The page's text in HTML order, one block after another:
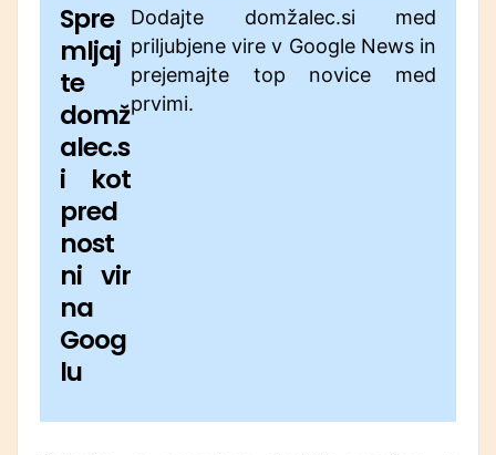
Spre
mljaj
te
domž
alec.s
i kot
pred
nost
ni vir
na
Goog
lu
Dodajte domžalec.si med
priljubjene vire v Google News in
prejemajte top novice med
prvimi.